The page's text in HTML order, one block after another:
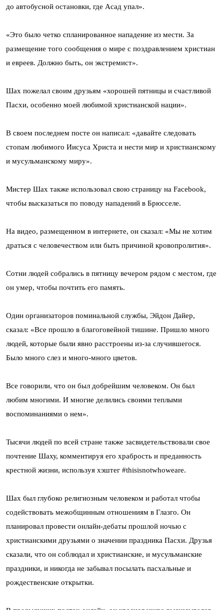
до автобусной остановки, где Асад упал».
«Это было четко спланированное нападение из мести. За
размещение того сообщения о мире с поздравлением христиан
и евреев. Должно быть, он экстремист».
Шах пожелал своим друзьям «хорошей пятницы и счастливой
Пасхи, особенно моей любимой христианской нации».
В своем последнем посте он написал: «давайте следовать
стопам любимого Иисуса Христа и нести мир и христианскому
и мусульманскому миру».
Мистер Шах также использовал свою страницу на Facebook,
чтобы высказаться по поводу нападений в Брюсселе.
На видео, размещенном в интернете, он сказал: «Мы не хотим
драться с человечеством или быть причиной кровопролития».
Сотни людей собрались в пятницу вечером рядом с местом, где
он умер, чтобы почтить его память.
Один организаторов поминальной службы, Эйдон Дайер,
сказал: «Все прошло в благоговейной тишине. Пришло много
людей, которые были явно расстроены из-за случившегося.
Было много слез и много-много цветов.
Все говорили, что он был добрейшим человеком. Он был
любим многими. И многие делились своими теплыми
воспоминаниями о нем».
Тысячи людей по всей стране также засвидетельствовали свое
почтение Шаху, комментируя его храбрость и преданность
крестной жизни, используя хэштег #thisisnotwhoweare.
Шах был глубоко религиозным человеком и работал чтобы
содействовать межобщинным отношениям в Глазго. Он
планировал провести онлайн-дебаты прошлой ночью с
христианскими друзьями о значении праздника Пасхи. Друзья
сказали, что он соблюдал и христианские, и мусульманские
праздники, и никогда не забывал посылать пасхальные и
рождественские открытки.